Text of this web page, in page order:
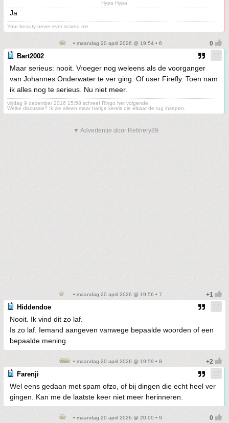
Hypa Hypa
Ja
Your beauty never ever scared me.
• maandag 20 april 2026 @ 19:54 • 6
Bart2002
Maar serieus: nooit. Vroeger nog weleens als de voorganger
van Johannes Onderwater te ver ging. Of user Firefly. Toen nam
ik alles nog te serieus. Nu niet meer.
vrijdag 9 december 2016 15:58 schreef Ringo het volgende:
Welke discussie? Ik zie alleen maar harige kerels die elkaar de rug inzepen.
▼ Advertentie door Refinery89
• maandag 20 april 2026 @ 19:56 • 7
Hiddendoe
Nooit. Ik vind dit zo laf.
Is zo laf. Iemand aangeven vanwege bepaalde woorden of een
bepaalde mening.
• maandag 20 april 2026 @ 19:59 • 8
Farenji
Wel eens gedaan met spam ofzo, of bij dingen die echt heel ver
gingen. Kan me de laatste keer niet meer herinneren.
• maandag 20 april 2026 @ 20:00 • 9